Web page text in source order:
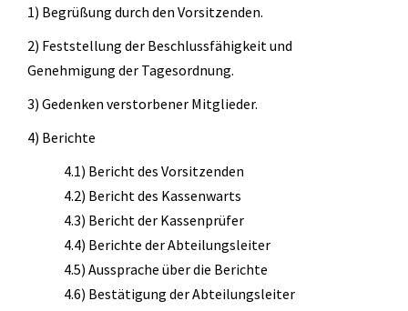
Tai Chi
Yoga
Geräteturnen
Leichtathletik
Schwimmen
Schwimmen lernen
Seepferdchen
1) Begrüßung durch den Vorsitzenden.
2) Feststellung der Beschlussfähigkeit und
Genehmigung der Tagesordnung.
3) Gedenken verstorbener Mitglieder.
4) Berichte
4.1) Bericht des Vorsitzenden
4.2) Bericht des Kassenwarts
4.3) Bericht der Kassenprüfer
4.4) Berichte der Abteilungsleiter
4.5) Aussprache über die Berichte
4.6) Bestätigung der Abteilungsleiter